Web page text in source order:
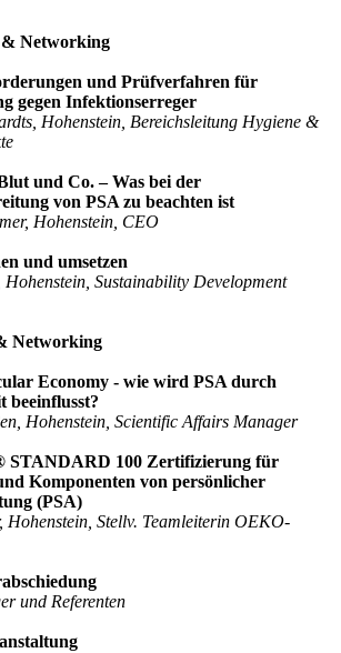
& Networking
und Prüfverfahren für
gegen Infektionserreger
Hohenstein, Bereichsleitung Hygiene &
und Co. – Was bei der
von PSA zu beachten ist
Hohenstein, CEO
und umsetzen
Sustainability Development
Networking
Economy - wie wird PSA durch
beeinflusst?
Hohenstein, Scientific Affairs Manager
STANDARD 100 Zertifizierung für
Komponenten von persönlicher
(PSA)
Hohenstein, Stellv. Teamleiterin OEKO-
und Referenten